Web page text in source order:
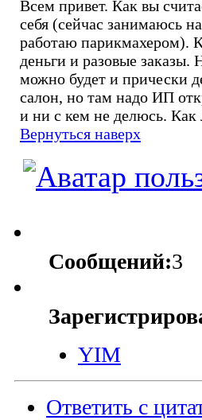
Всем привет. Как вы
себя (сейчас занимаюсь
работаю парикмахером).
деньги и разовые заказы.
можно будет и прически
салон, но там надо ИП
и ни с кем не делюсь.
Вернуться наверх
Сообщений:3
YIM
Ответить с